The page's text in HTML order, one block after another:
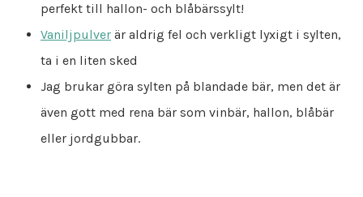
perfekt till hallon- och blåbärssylt!
Vaniljpulver är aldrig fel och verkligt lyxigt i sylten,
ta i en liten sked
Jag brukar göra sylten på blandade bär, men det är
även gott med rena bär som vinbär, hallon, blåbär
eller jordgubbar.